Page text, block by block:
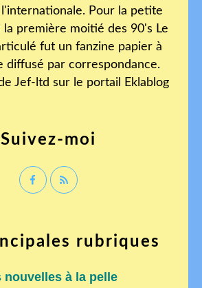
l'internationale. Pour la petite
la première moitié des 90's Le
fut un fanzine papier à
diffusé par correspondance.
Jef-ltd sur le portail Eklablog
Suivez-moi
rubriques
nouvelles à la pelle